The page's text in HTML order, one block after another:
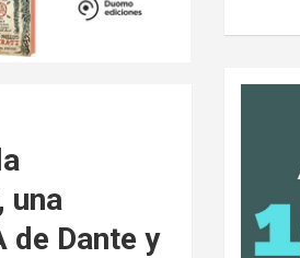
una
de Dante y